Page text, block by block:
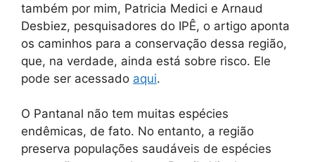
também por mim, Patricia Medici e Arnaud
Desbiez, pesquisadores do IPÊ, o artigo aponta
os caminhos para a conservação dessa região,
que, na verdade, ainda está sobre risco. Ele
pode ser acessado aqui.
O Pantanal não tem muitas espécies
endêmicas, de fato. No entanto, a região
preserva populações saudáveis de espécies